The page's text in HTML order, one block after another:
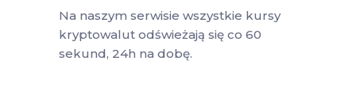
Na naszym serwisie wszystkie kursy
kryptowalut odświeżają się co 60
sekund, 24h na dobę.